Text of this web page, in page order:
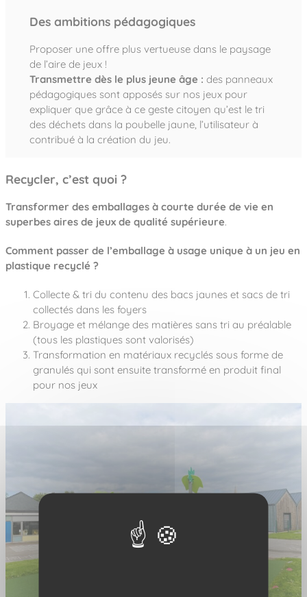
Des ambitions pédagogiques
Proposer une offre plus vertueuse dans le paysage
de l’aire de jeux !
Transmettre dès le plus jeune âge : des panneaux
pédagogiques sont apposés sur nos jeux pour
expliquer que grâce à ce geste citoyen qu’est le tri
des déchets dans la poubelle jaune, l’utilisateur à
contribué à la création du jeu.
Recycler, c’est quoi ?
Transformer des emballages à courte durée de vie en
superbes aires de jeux de qualité supérieure.
Comment passer de l’emballage à usage unique à un jeu en
plastique recyclé ?
Collecte & tri du contenu des bacs jaunes et sacs de tri
collectés dans les foyers
Broyage et mélange des matières sans tri au préalable
(tous les plastiques sont valorisés)
Transformation en matériaux recyclés sous forme de
granulés qui sont ensuite transformé en produit final
pour nos jeux